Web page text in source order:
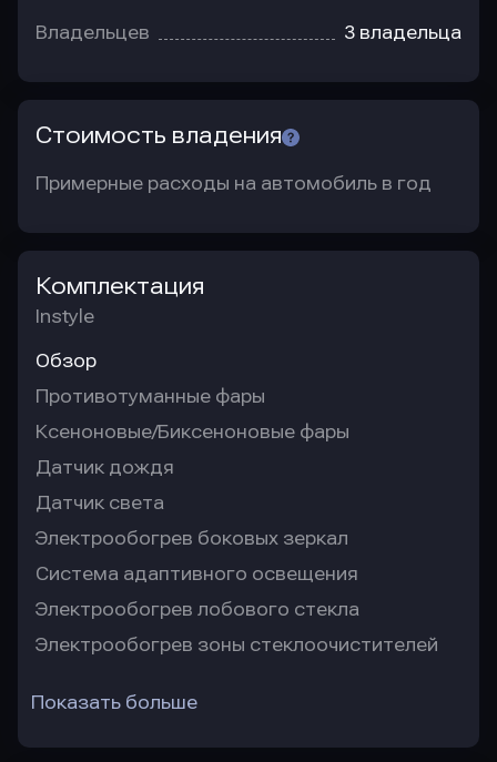
Владельцев 3 владельца
Стоимость владения
Примерные расходы на автомобиль в год
Комплектация
Instyle
Обзор
Противотуманные фары
Ксеноновые/Биксеноновые фары
Датчик дождя
Датчик света
Электрообогрев боковых зеркал
Система адаптивного освещения
Электрообогрев лобового стекла
Электрообогрев зоны стеклоочистителей
Показать больше